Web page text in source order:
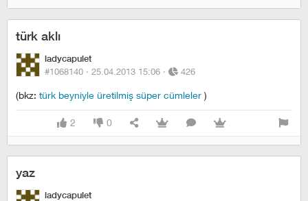
türk aklı
ladycapulet
#1068140 · 25.04.2013 15:06 · 426
(bkz: türk beyniyle üretilmiş süper cümleler )
2 0
yaz
ladycapulet